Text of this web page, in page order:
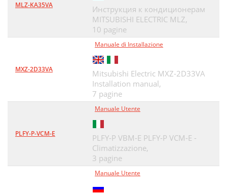
MLZ-KA35VA
Инструкция к кондиционерам
MITSUBISHI ELECTRIC MLZ,
10 pagine
MXZ-2D33VA
Manuale di Installazione
Mitsubishi Electric MXZ-2D33VA
Installation manual,
7 pagine
PLFY-P-VCM-E
Manuale Utente
PLFY-P VBM-E PLFY-P VCM-E -
Climatizzazione,
3 pagine
Manuale Utente